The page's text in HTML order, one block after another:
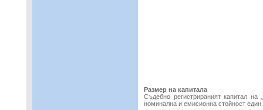
Размер на капитала
Съдебно регистрираният капитал
номинална и емисионна стойност един